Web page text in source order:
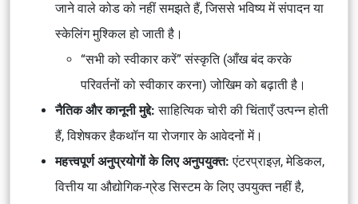
जाने वाले कोड को नहीं समझते हैं, जिससे भविष्य में संपादन या
स्केलिंग मुश्किल हो जाती है।
“सभी को स्वीकार करें” संस्कृति (आँख बंद करके
परिवर्तनों को स्वीकार करना) जोखिम को बढ़ाती है।
नैतिक और कानूनी मुद्दे:साहित्यिक चोरी की चिंताएँ उत्पन्न होती
हैं, विशेषकर हैकथॉन या रोजगार के आवेदनों में।
महत्त्वपूर्ण अनुप्रयोगों के लिए अनुपयुक्त:एंटरप्राइज़, मेडिकल,
वित्तीय या औद्योगिक-ग्रेड सिस्टम के लिए उपयुक्त नहीं है,